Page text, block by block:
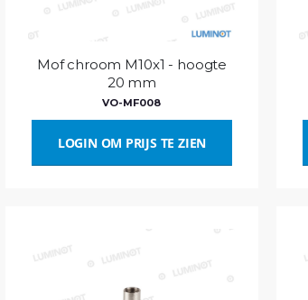
Mof chroom M10x1 - hoogte
20 mm
VO-MF008
LOGIN OM PRIJS TE ZIEN